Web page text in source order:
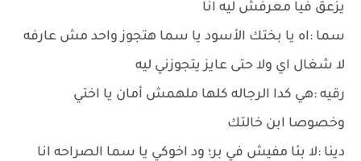
يزعق فيا معرفش ليه انا
سما :اه يا بختك الأسود يا سما هتجوز واحد مش عارفه
لا شغال اي ولا حتى عايز يتجوزني ليه
رقيه :هي كدا الرجاله كلها ملهمش أمان يا اختي
وخصوصا ابن خالتك
دينا :لا بئا مفيش في بر؛ ود اخوكي يا سما الصراحه انا